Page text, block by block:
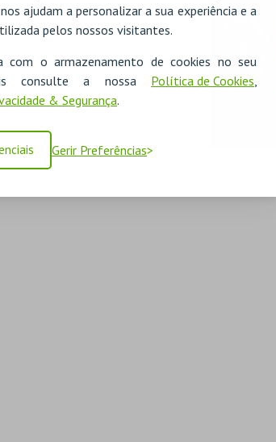
ajudam a personalizar a sua experiência e a
pelos nossos visitantes.
com o armazenamento de cookies no seu
consulte a nossa Política de Cookies
& Segurança.
Gerir Preferências